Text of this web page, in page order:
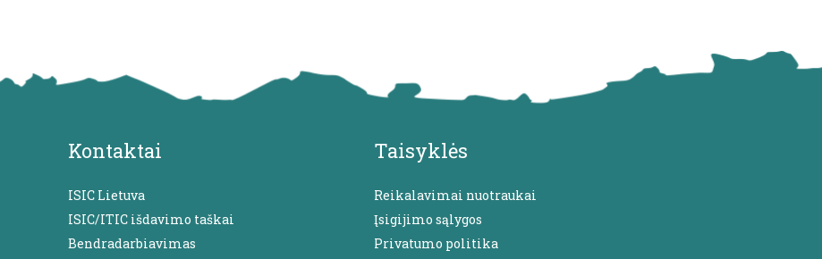
Kontaktai
ISIC Lietuva
ISIC/ITIC išdavimo taškai
Bendradarbiavimas
Taisyklės
Reikalavimai nuotraukai
Įsigijimo sąlygos
Privatumo politika